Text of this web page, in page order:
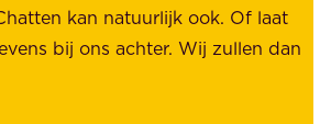
kan natuurlijk ook. Of laat
bij ons achter. Wij zullen dan